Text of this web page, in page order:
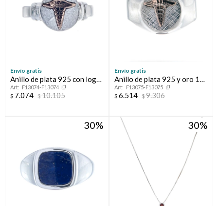
Envío gratis
Anillo de plata 925 con logo
en oro 10 ktes, MEDICINA.
F13074-F13074
$ 7.074 $10.105
Envío gratis
Anillo de plata 925 y oro 10
ktes, MEDICINA.
F13075-F13075
$ 6.514 $9.306
30 30